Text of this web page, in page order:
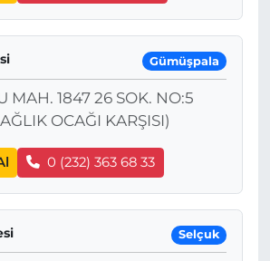
Gümüşpala
MAH. 1847 26 SOK. NO:5
OCAĞI KARŞISI)
0 (232) 363 68 33
Selçuk